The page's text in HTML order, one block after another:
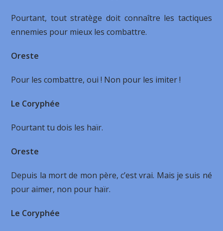
Pourtant, tout stratège doit connaître les tactiques
ennemies pour mieux les combattre.
Oreste
Pour les combattre, oui ! Non pour les imiter !
Le Coryphée
Pourtant tu dois les haïr.
Oreste
Depuis la mort de mon père, c’est vrai. Mais je suis né
pour aimer, non pour haïr.
Le Coryphée